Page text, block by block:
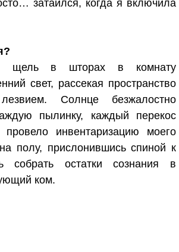
затаился, когда я включила
щель в шторах в комнату
свет, рассекая пространство
лезвием. Солнце безжалостно
пылинку, каждый перекос
инвентаризацию моего
полу, прислонившись спиной к
собрать остатки сознания в
ком.